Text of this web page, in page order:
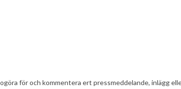
för och kommentera ert pressmeddelande,